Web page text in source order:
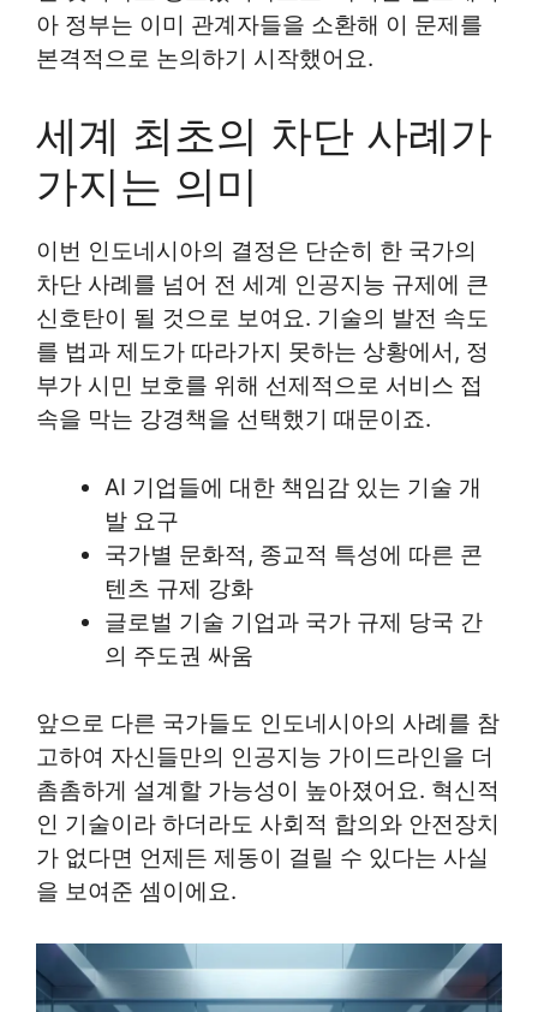
아 정부는 이미 관계자들을 소환해 이 문제를
본격적으로 논의하기 시작했어요.
세계 최초의 차단 사례가
가지는 의미
이번 인도네시아의 결정은 단순히 한 국가의
차단 사례를 넘어 전 세계 인공지능 규제에 큰
신호탄이 될 것으로 보여요. 기술의 발전 속도
를 법과 제도가 따라가지 못하는 상황에서, 정
부가 시민 보호를 위해 선제적으로 서비스 접
속을 막는 강경책을 선택했기 때문이죠.
AI 기업들에 대한 책임감 있는 기술 개
발 요구
국가별 문화적, 종교적 특성에 따른 콘
텐츠 규제 강화
글로벌 기술 기업과 국가 규제 당국 간
의 주도권 싸움
앞으로 다른 국가들도 인도네시아의 사례를 참
고하여 자신들만의 인공지능 가이드라인을 더
촘촘하게 설계할 가능성이 높아졌어요. 혁신적
인 기술이라 하더라도 사회적 합의와 안전장치
가 없다면 언제든 제동이 걸릴 수 있다는 사실
을 보여준 셈이에요.